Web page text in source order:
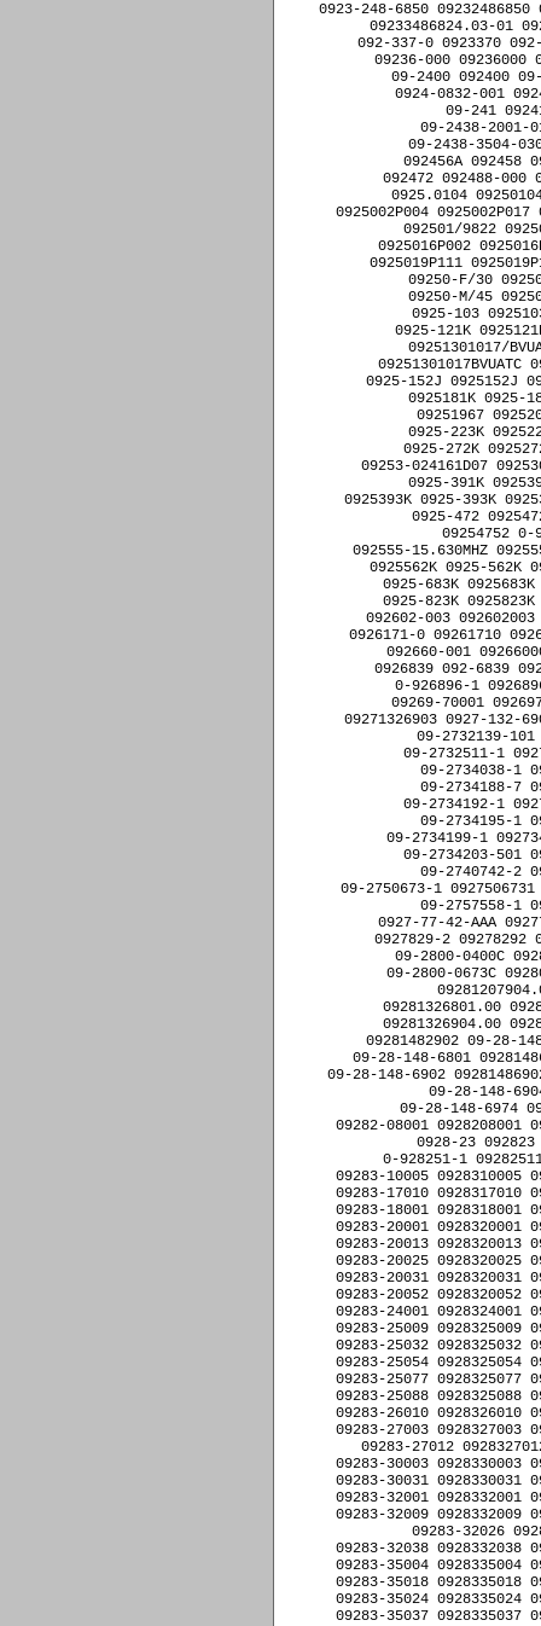
﻿0923-248-6850
09233486824.03-01
092-337-0 0923370
09236-000 09236000
09-2400 092400
0924-0832-001
09-241
09-2438-2001-
09-2438-3504-
092456A 092458
092472 092488-000
0925.0104
0925002P004
092501/9822
0925016P002
0925019P111
09250-F/30
09250-M/45
0925-103
0925-121K
09251301017/
0925-152J 0925152J
0925181K 0925-
09251967
0925-223K
0925-272K
09253-024161D07
0925-391K
0925393K 0925-393K
0925-472
09254752 0-
092555-15.630MHZ
0925562K 0925-562K
0925-683K
0925-823K
092602-003
0926171-0 09261710
092660-001
0926839 092-6839
0-926896-1
09269-70001
09271326903 0927-132-
09-2732139-
09-2732511-1
09-2734038-1
09-2734188-7
09-2734192-1
09-2734195-1
09-2734199-1
09-2734203-501
09-2740742-2
09-2750673-1
09-2757558-1
0927-77-42-AAA
0927829-2 09278292
09-2800-0400C
09-2800-0673C
09281326801.00